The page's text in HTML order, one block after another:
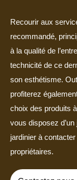
Recourir aux
recommandé,
à la qualité de
technicité de ce
son esthétisme.
profiterez
choix des produits
vous disposez
jardinier à
propriétaires.